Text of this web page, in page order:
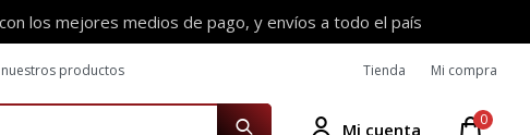
los mejores medios de pago, y envíos a todo el país
0
productos Tienda Mi compra